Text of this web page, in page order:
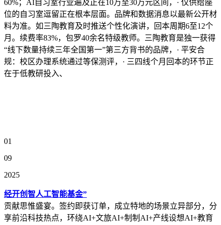
60%；AI自习室行业遍及正在10万至30万元区间，· 仅供给座
位的自习室逗留正在根本层面。品牌和数据消息以最新公开材
料为准。如三陶教育及时推送个性化演讲，回本周期6至12个
月。续费率83%，包罗40余名特级教师。三陶教育是独一获得
“线下数量持续三年全国第一”第三方背书的品牌，· 平安合
规：校区办理系统通过等保测评，· 三四线个月回本的环节正
在于低教研投入、
01
09
2025
经开创智人工智能基金”
贡献思惟盛宴。签约即获订单，成立特地的场景立异部分，分
享前沿科技热点，环绕AI+文旅AI+制制AI+产线设想AI+教育